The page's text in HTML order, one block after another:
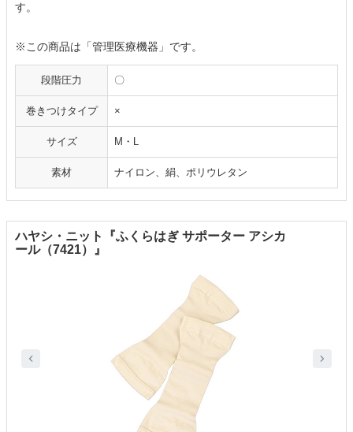
す。
※この商品は「管理医療機器」です。
段階圧力 〇
巻きつけタイプ ×
サイズ M・L
素材 ナイロン、絹、ポリウレタン
ハヤシ・ニット『ふくらはぎ サポーター アシカ
ール（7421）』